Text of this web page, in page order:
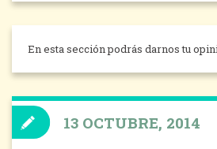
En esta sección podrás darnos tu
13 OCTUBRE, 2014